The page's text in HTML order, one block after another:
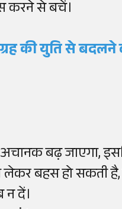
करने से बचें।
की युति से
बढ़ जाएगा,
बहस हो सकती
दें।